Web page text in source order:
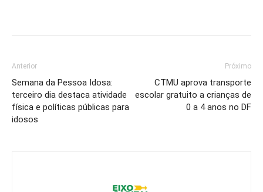
Anterior
Semana da Pessoa Idosa:
terceiro dia destaca atividade
física e políticas públicas para
idosos
Próximo
CTMU aprova transporte
escolar gratuito a crianças de
0 a 4 anos no DF